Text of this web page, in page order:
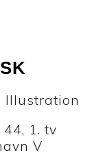
Illustration
1. tv
V